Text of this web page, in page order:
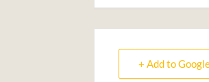
+ Add to